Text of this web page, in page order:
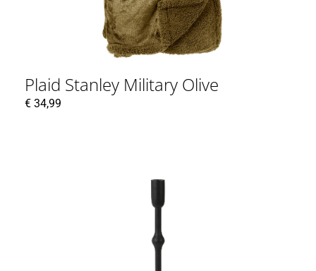
Plaid Stanley Military Olive
€ 34,99